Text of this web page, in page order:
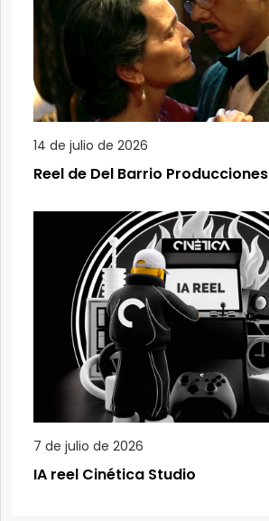
14 de julio de 2026
Reel de Del Barrio Producciones
7 de julio de 2026
IA reel Cinética Studio